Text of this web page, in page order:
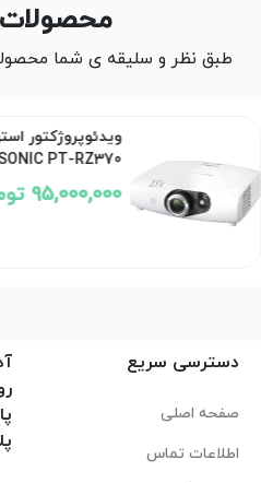
طبق نظر و سلیقه ی شما
استوک پاناسونیک
PANASONIC
دسترسی سریع
صفحه اصلی
اطلاعات تماس